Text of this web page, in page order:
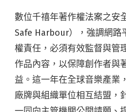
數位千禧年著作權法案之安
Safe Harbour），強調網路
權責任，必須有效監督與管
作品內容，以保障創作者與
益。這一年在全球音樂產業
廠牌與組織單位相互結盟，